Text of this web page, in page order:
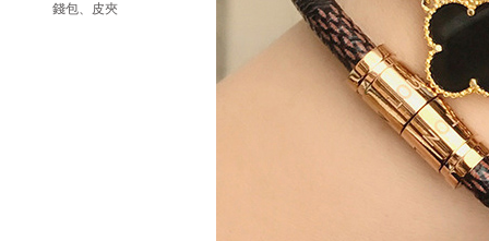
錢包、皮夾